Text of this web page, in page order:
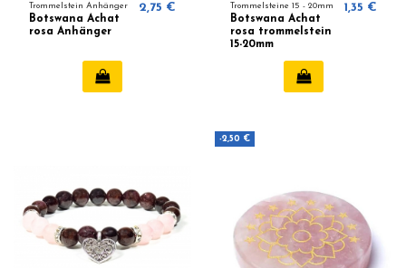
Trommelstein Anhänger
Botswana Achat
rosa Anhänger
2,75 € Trommelsteine ​​15 - 20mm
Botswana Achat
rosa trommelstein
15-20mm
1,35 €
-2,50 €